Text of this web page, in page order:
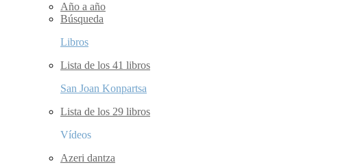
Año a año
Búsqueda
Libros
Lista de los 41 libros
San Joan Konpartsa
Lista de los 29 libros
Vídeos
Azeri dantza